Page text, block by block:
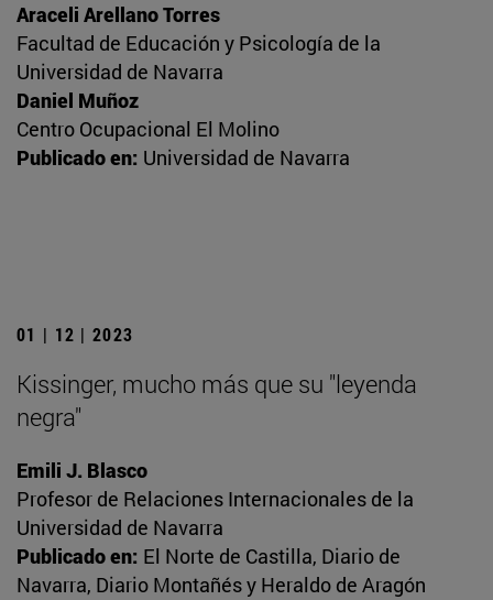
Araceli Arellano Torres
Facultad de Educación y Psicología de la
Universidad de Navarra
Daniel Muñoz
Centro Ocupacional El Molino
Publicado en: Universidad de Navarra
01 | 12 | 2023
Kissinger, mucho más que su "leyenda
negra"
Emili J. Blasco
Profesor de Relaciones Internacionales de la
Universidad de Navarra
Publicado en: El Norte de Castilla, Diario de
Navarra, Diario Montañés y Heraldo de Aragón